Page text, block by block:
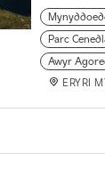
Parc
Awyr
ERYRI